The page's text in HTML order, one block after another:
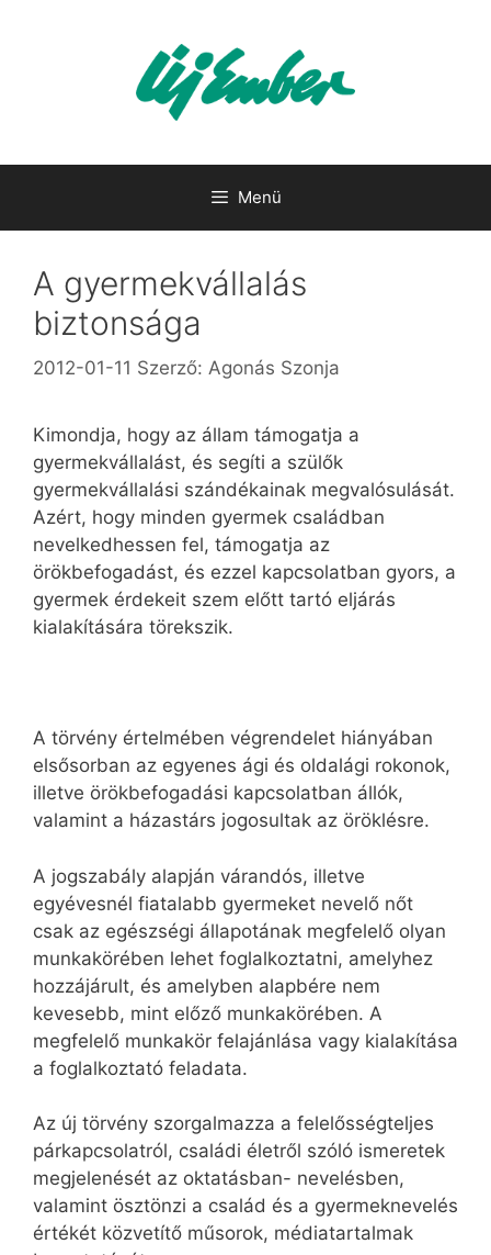
Menü
A gyermekvállalás
biztonsága
2012-01-11 Szerző: Agonás Szonja
Kimondja, hogy az állam támogatja a
gyermekvállalást, és segíti a szülők
gyermekvállalási szándékainak megvalósulását.
Azért, hogy minden gyermek családban
nevelkedhessen fel, támogatja az
örökbefogadást, és ezzel kapcsolatban gyors, a
gyermek érdekeit szem előtt tartó eljárás
kialakítására törekszik.
A törvény értelmében végrendelet hiányában
elsősorban az egyenes ági és oldalági rokonok,
illetve örökbefogadási kapcsolatban állók,
valamint a házastárs jogosultak az öröklésre.
A jogszabály alapján várandós, illetve
egyévesnél fiatalabb gyermeket nevelő nőt
csak az egészségi állapotának megfelelő olyan
munkakörében lehet foglalkoztatni, amelyhez
hozzájárult, és amelyben alapbére nem
kevesebb, mint előző munkakörében. A
megfelelő munkakör felajánlása vagy kialakítása
a foglalkoztató feladata.
Az új törvény szorgalmazza a felelősségteljes
párkapcsolatról, családi életről szóló ismeretek
megjelenését az oktatásban- nevelésben,
valamint ösztönzi a család és a gyermeknevelés
értékét közvetítő műsorok, médiatartalmak